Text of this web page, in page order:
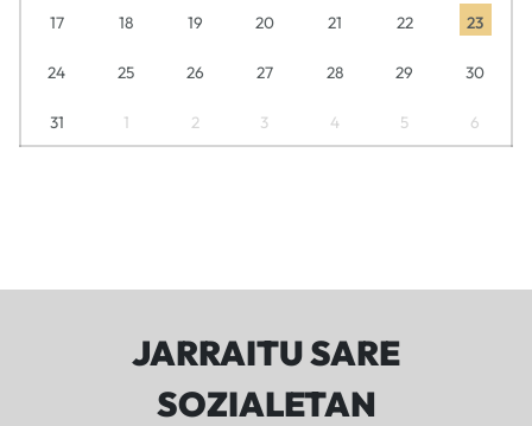
17 18 19 20 21 22 23
24 25 26 27 28 29 30
31 1 2 3 4 5 6
JARRAITU SARE
SOZIALETAN